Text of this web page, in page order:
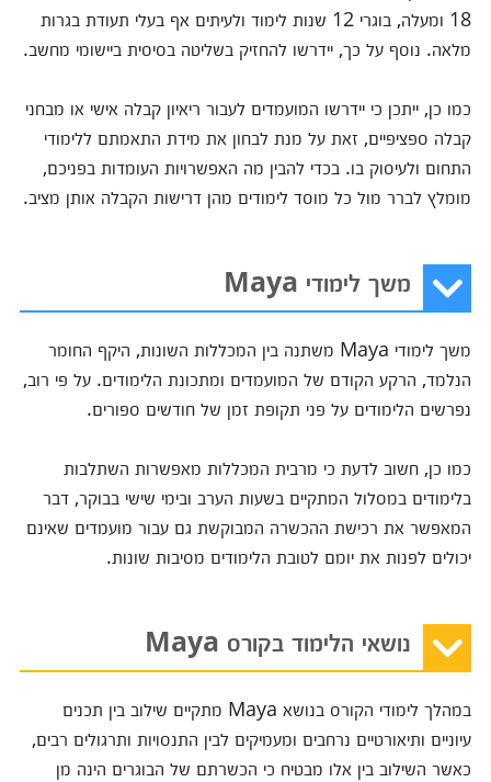
18 ומעלה, בוגרי 12 שנות לימוד ולעיתים אף בעלי תעודת בגרות
מלאה. נוסף על כך, יידרשו להחזיק בשליטה בסיסית ביישומי מחשב.
כמו כן, ייתכן כי יידרשו המועמדים לעבור ריאיון קבלה אישי או מבחני
קבלה ספציפיים, זאת על מנת לבחון את מידת התאמתם ללימודי
התחום ולעיסוק בו. בכדי להבין מה האפשרויות העומדות בפניכם,
מומלץ לברר מול כל מוסד לימודים מהן דרישות הקבלה אותן מציב.
משך לימודי Maya
משך לימודי Maya משתנה בין המכללות השונות, היקף החומר
הנלמד, הרקע הקודם של המועמדים ומתכונת הלימודים. על פי רוב,
נפרשים הלימודים על פני תקופת זמן של חודשים ספורים.
כמו כן, חשוב לדעת כי מרבית המכללות מאפשרות השתלבות
בלימודים במסלול המתקיים בשעות הערב ובימי שישי בבוקר, דבר
המאפשר את רכישת ההכשרה המבוקשת גם עבור מועמדים שאינם
יכולים לפנות את יומם לטובת הלימודים מסיבות שונות.
נושאי הלימוד בקורס Maya
במהלך לימודי הקורס בנושא Maya מתקיים שילוב בין תכנים
עיוניים ותיאורטיים נרחבים ומעמיקים לבין התנסויות ותרגולים רבים,
כאשר השילוב בין אלו מבטיח כי הכשרתם של הבוגרים הינה מן